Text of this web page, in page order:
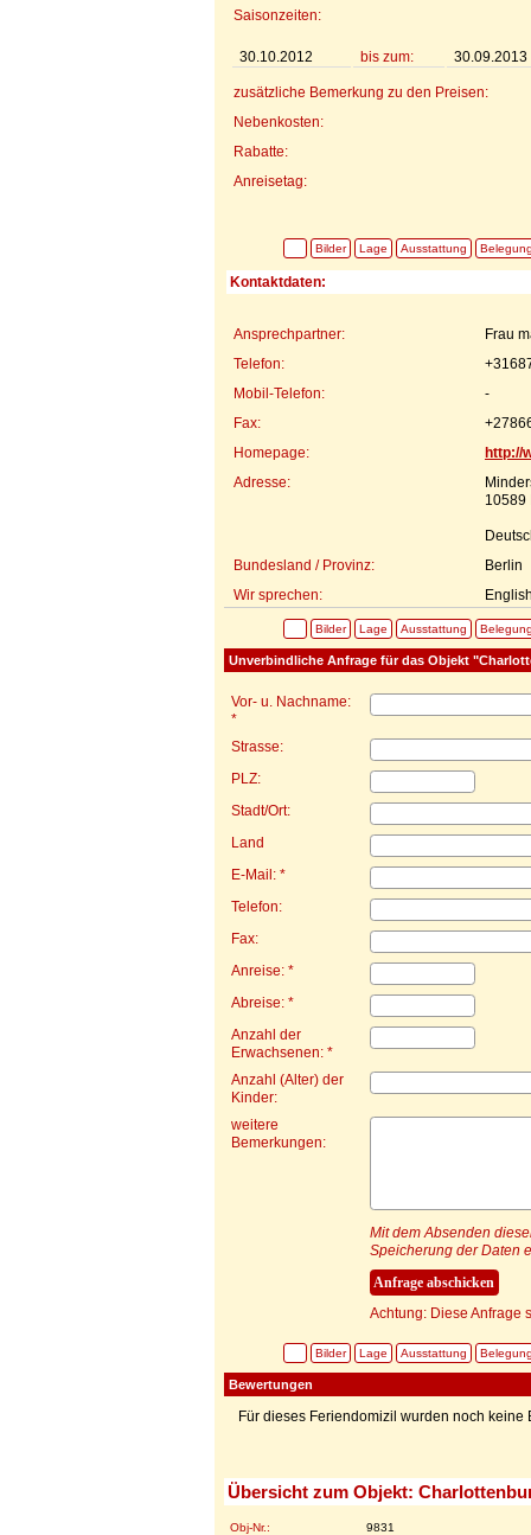
Saisonzeiten:
30.10.2012 bis zum: 30.09.2013
zusätzliche Bemerkung zu den Preisen:
Nebenkosten:
Rabatte:
Anreisetag:
Bilder Lage Ausstattung
Kontaktdaten:
Ansprechpartner:
Frau
Telefon:
Mobil-Telefon:
-
Fax:
Homepage:
http://
Adresse:
10589
Bundesland / Provinz:
Berlin
Wir sprechen:
Bilder Lage Ausstattung
Unverbindliche Anfrage für das Objekt
Vor- u. Nachname:
*
Strasse:
PLZ:
Stadt/Ort:
Land
E-Mail: *
Telefon:
Fax:
Anreise: *
Abreise: *
Anzahl der
Erwachsenen: *
Anzahl (Alter) der
Kinder:
weitere
Bemerkungen:
Mit dem Absenden
Speicherung der Daten
Achtung: Diese Anfrage
Bilder Lage Ausstattung
Bewertungen
Für dieses Feriendomizil wurden noch
Übersicht zum Objekt:
Obj-Nr.:
9831